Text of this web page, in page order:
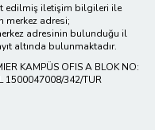
edilmiş iletişim bilgileri ile
merkez adresi;
adresinin bulunduğu il
altında bulunmaktadır.
KAMPÜS OFIS A BLOK NO:
1500047008/342/TUR